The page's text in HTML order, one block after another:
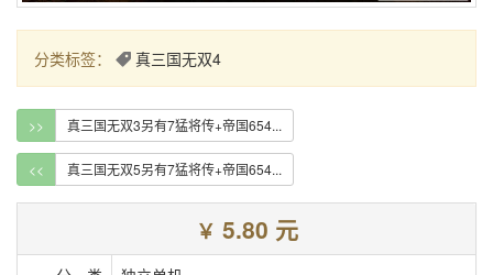
分类标签： 真三国无双4
>> 真三国无双3另有7猛将传+帝国654...
<< 真三国无双5另有7猛将传+帝国654...
￥ 5.80 元